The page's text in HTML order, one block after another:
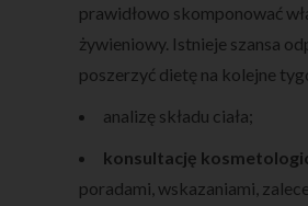
prawidłowo skomponować
żywieniowy. Istnieje szansa
poszerzyć dietę na kolejne
analizę składu ciała;
konsultację
poradami, wskazaniami,